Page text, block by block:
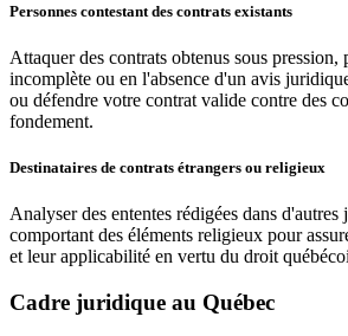
Personnes contestant des contrats existants
Attaquer des contrats obtenus sous
incomplète ou en l'absence d'un avis
ou défendre votre contrat valide contre des
fondement.
Destinataires de contrats étrangers ou religieux
Analyser des ententes rédigées dans
comportant des éléments religieux pour
et leur applicabilité en vertu du droit
Cadre juridique au Québec